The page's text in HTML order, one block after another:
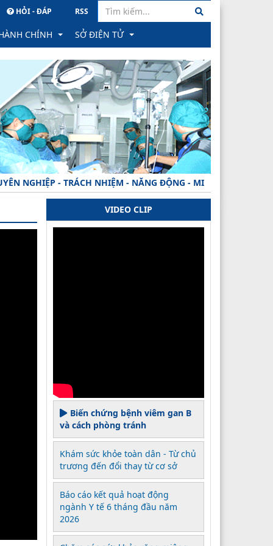
HỎI - ĐÁP RSS
CHÍNH
chính
trực tuyến
trạng xử lý hồ sơ
bản công bố
phản ánh, kiến nghị về quy định hành chính
SỞ ĐIỆN TỬ
PM Quản lý văn bản & Hồ sơ công việc
Hệ thống Hồ sơ Quản lý sức khỏe cá nhân
Hệ thống Gửi nhận văn bản tỉnh
PM Quản lý hồ sơ CB CC, VC tỉnh
NGHIỆP - TRÁCH NHIỆM - NĂNG ĐỘNG - MINH BẠCH - HIỆU QUẢ
VIDEO CLIP
Biến chứng bệnh viêm gan B
và cách phòng tránh
Khám sức khỏe toàn dân - Từ chủ
trương đến đổi thay từ cơ sở
Báo cáo kết quả hoạt động
ngành Y tế 6 tháng đầu năm
2026